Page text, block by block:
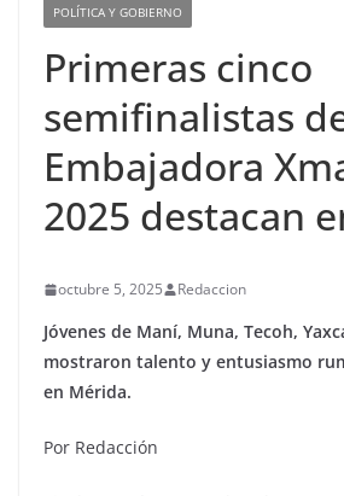
POLÍTICA Y GOBIERNO
Primeras cinco
semifinalistas
Embajadora
2025 destacan
octubre 5, 2025 Redaccion
Jóvenes de Maní, Muna, Tecoh,
mostraron talento y entusiasmo
en Mérida.
Por Redacción